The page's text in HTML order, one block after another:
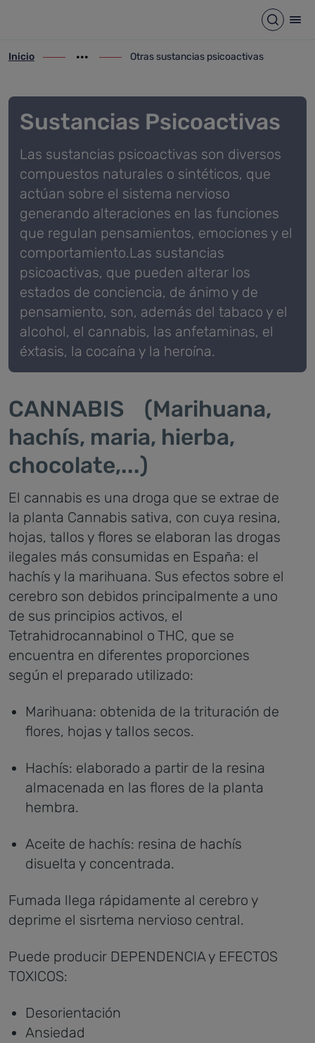
Otras sustancias Abrir
ir-a inicio
Inicio
Mostrar opciones del camino de migas
ir-a Otras sustancias psicoactivas
Otras sustancias psicoactivas
Sustancias Psicoactivas
Las sustancias psicoactivas son diversos
compuestos naturales o sintéticos, que
actúan sobre el sistema nervioso
generando alteraciones en las funciones
que regulan pensamientos, emociones y el
comportamiento.Las sustancias
psicoactivas, que pueden alterar los
estados de conciencia, de ánimo y de
pensamiento, son, además del tabaco y el
alcohol, el cannabis, las anfetaminas, el
éxtasis, la cocaína y la heroína.
CANNABIS (Marihuana,
hachís, maria, hierba,
chocolate,...)
El cannabis es una droga que se extrae de
la planta Cannabis sativa, con cuya resina,
hojas, tallos y flores se elaboran las drogas
ilegales más consumidas en España: el
hachís y la marihuana. Sus efectos sobre el
cerebro son debidos principalmente a uno
de sus principios activos, el
Tetrahidrocannabinol o THC, que se
encuentra en diferentes proporciones
según el preparado utilizado:
Marihuana: obtenida de la trituración de
flores, hojas y tallos secos.
Hachís: elaborado a partir de la resina
almacenada en las flores de la planta
hembra.
Aceite de hachís: resina de hachís
disuelta y concentrada.
Fumada llega rápidamente al cerebro y
deprime el sisrtema nervioso central.
Puede producir DEPENDENCIA y EFECTOS
TOXICOS:
Desorientación
Ansiedad